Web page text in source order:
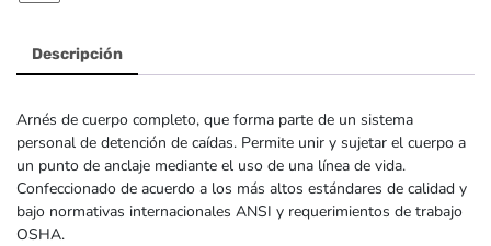
Descripción
Arnés de cuerpo completo, que forma parte de un sistema
personal de detención de caídas. Permite unir y sujetar el cuerpo a
un punto de anclaje mediante el uso de una línea de vida.
Confeccionado de acuerdo a los más altos estándares de calidad y
bajo normativas internacionales ANSI y requerimientos de trabajo
OSHA.